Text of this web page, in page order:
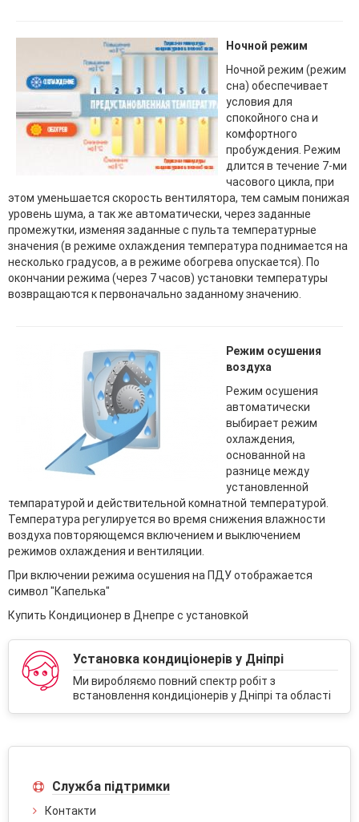
Ночной режим
Ночной режим (режим
сна) обеспечивает
условия для
спокойного сна и
комфортного
пробуждения. Режим
длится в течение 7-ми
часового цикла, при
этом уменьшается скорость вентилятора, тем самым понижая
уровень шума, а так же автоматически, через заданные
промежутки, изменяя заданные с пульта температурные
значения (в режиме охлаждения температура поднимается на
несколько градусов, а в режиме обогрева опускается). По
окончании режима (через 7 часов) установки температуры
возвращаются к первоначально заданному значению.
Режим осушения
воздуха
Режим осушения
автоматически
выбирает режим
охлаждения,
основанной на
разнице между
установленной
темпаратурой и действительной комнатной температурой.
Температура регулируется во время снижения влажности
воздуха повторяющемся включением и выключением
режимов охлаждения и вентиляции.
При включении режима осушения на ПДУ отображается
символ "Капелька"
Купить Кондиционер в Днепре с установкой
Установка кондиціонерів у Дніпрі
Ми виробляємо повний спектр робіт з
встановлення кондиціонерів у Дніпрі та області
Служба підтримки
Контакти